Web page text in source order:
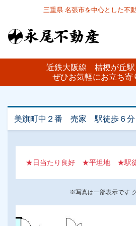
三重県 名張市を中心とした不
近鉄大阪線 桔梗が丘駅
ぜひお気軽にお立ち寄
美旗町中２番 売家 駅徒歩６
★日当たり良好 ★平坦地 ★駅
※写真は一部表示です